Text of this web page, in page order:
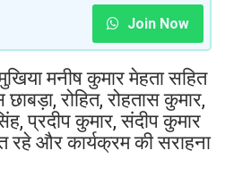
Join Now
मनीष कुमार मेहता सहित
रोहित, रोहतास कुमार,
प्रदीप कुमार, संदीप कुमार
रहे और कार्यक्रम की सराहना